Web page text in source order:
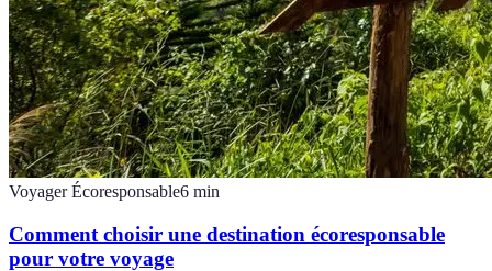
Voyager Écoresponsable6 min
Comment choisir une destination écoresponsable
pour votre voyage